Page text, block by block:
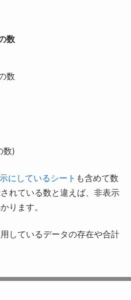
数
数
数)
にしているシート も含めて数
れている数と違えば、非表示
ります。
しているデータの存在や合計